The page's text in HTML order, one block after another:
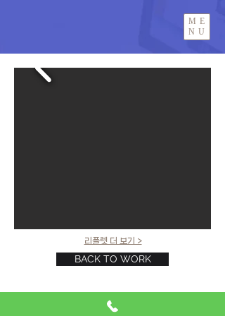
ME
NU
리플렛 더 보기 >
BACK TO WORK